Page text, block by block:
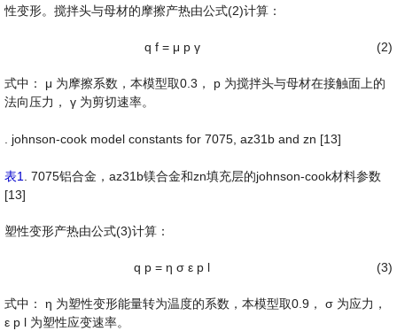
性变形。搅拌头与母材的摩擦产热由公式(2)计算：
q f = μ p γ (2)
式中： μ 为摩擦系数，本模型取0.3， p 为搅拌头与母材在接触面上的
法向压力， γ 为剪切速率。
. johnson-cook model constants for 7075, az31b and zn [13]
表1
. 7075铝合金，az31b镁合金和zn填充层的johnson-cook材料参数
[13]
塑性变形产热由公式(3)计算：
q p = η σ ε p l (3)
式中： η 为塑性变形能量转为温度的系数，本模型取0.9， σ 为应力，
ε p l 为塑性应变速率。